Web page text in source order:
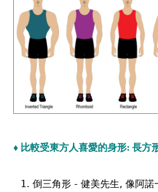
♦ 比較受東方人喜愛的身形: 長方
倒三角形 - 健美先生, 像阿